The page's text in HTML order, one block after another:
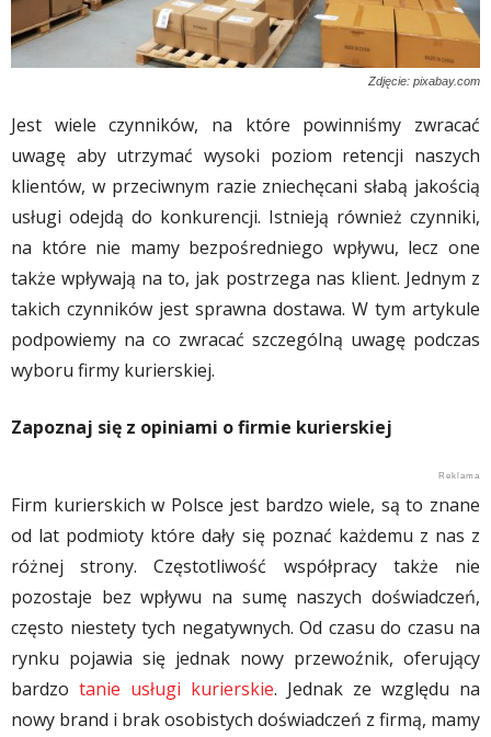
Zdjęcie: pixabay.com
Jest wiele czynników, na które powinniśmy zwracać
uwagę aby utrzymać wysoki poziom retencji naszych
klientów, w przeciwnym razie zniechęcani słabą jakością
usługi odejdą do konkurencji. Istnieją również czynniki,
na które nie mamy bezpośredniego wpływu, lecz one
także wpływają na to, jak postrzega nas klient. Jednym z
takich czynników jest sprawna dostawa. W tym artykule
podpowiemy na co zwracać szczególną uwagę podczas
wyboru firmy kurierskiej.
Zapoznaj się z opiniami o firmie kurierskiej
Firm kurierskich w Polsce jest bardzo wiele, są to znane
od lat podmioty które dały się poznać każdemu z nas z
różnej strony. Częstotliwość współpracy także nie
pozostaje bez wpływu na sumę naszych doświadczeń,
często niestety tych negatywnych. Od czasu do czasu na
rynku pojawia się jednak nowy przewoźnik, oferujący
bardzo tanie usługi kurierskie. Jednak ze względu na
nowy brand i brak osobistych doświadczeń z firmą, mamy